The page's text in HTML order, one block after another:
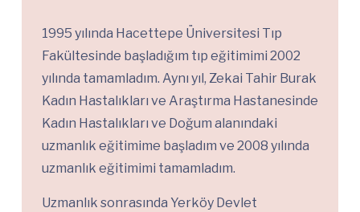
1995 yılında Hacettepe Üniversitesi Tıp
Fakültesinde başladığım tıp eğitimimi 2002
yılında tamamladım. Aynı yıl, Zekai Tahir Burak
Kadın Hastalıkları ve Araştırma Hastanesinde
Kadın Hastalıkları ve Doğum alanındaki
uzmanlık eğitimime başladım ve 2008 yılında
uzmanlık eğitimimi tamamladım.
Uzmanlık sonrasında Yerköy Devlet